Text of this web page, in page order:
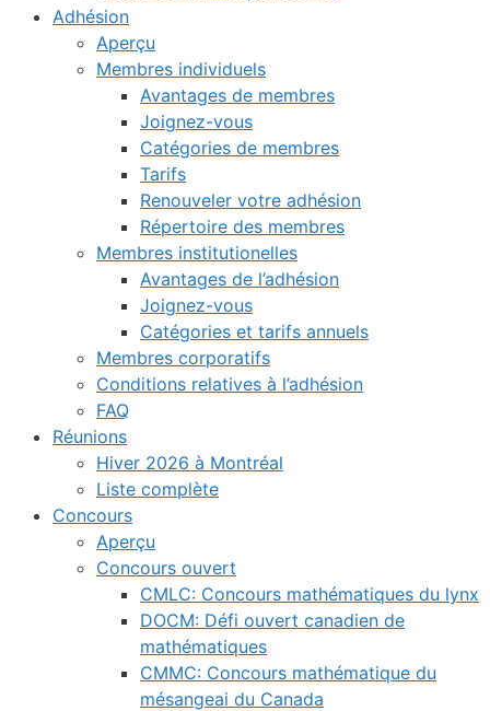
Adhésion
Aperçu
Membres individuels
Avantages de membres
Joignez-vous
Catégories de membres
Tarifs
Renouveler votre adhésion
Répertoire des membres
Membres institutionelles
Avantages de l’adhésion
Joignez-vous
Catégories et tarifs annuels
Membres corporatifs
Conditions relatives à l’adhésion
FAQ
Réunions
Hiver 2026 à Montréal
Liste complète
Concours
Aperçu
Concours ouvert
CMLC: Concours mathématiques du lynx
DOCM: Défi ouvert canadien de
mathématiques
CMMC: Concours mathématique du
mésangeai du Canada